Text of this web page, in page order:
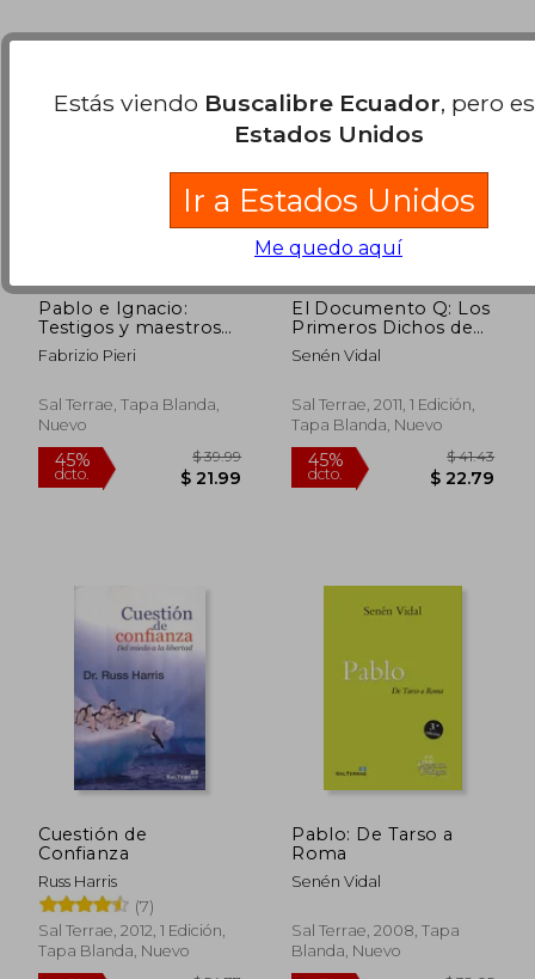
45%
dcto. $ 16.32
45%
dcto. $
Pablo e Ignacio:
Testigos y maestros
del discernimiento
espiritual (Pozo de
Fabrizio Pieri
Sal Terrae, Tapa Blanda,
Nuevo
El Documento Q: Los
Primeros Dichos de
Jesús
Senén Vidal
Sal Terrae, 2011, 1 Edición,
Tapa Blanda, Nuevo
Cuestión de
Confianza
Russ Harris
(7)
Sal Terrae, 2012, 1 Edición,
Tapa Blanda, Nuevo
Pablo: De Tarso a
Roma
Senén Vidal
Sal Terrae, 2008, Tapa
Blanda, Nuevo
Estás viendo Buscalibre Ecuador, pero
Estados Unidos
Ir a Estados Unidos
Me quedo aquí